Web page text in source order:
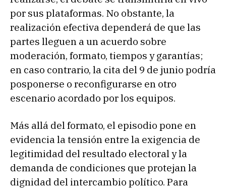
por sus plataformas. No obstante, la
realización efectiva dependerá de que las
partes lleguen a un acuerdo sobre
moderación, formato, tiempos y garantías;
en caso contrario, la cita del 9 de junio podría
posponerse o reconfigurarse en otro
escenario acordado por los equipos.
Más allá del formato, el episodio pone en
evidencia la tensión entre la exigencia de
legitimidad del resultado electoral y la
demanda de condiciones que protejan la
dignidad del intercambio político. Para